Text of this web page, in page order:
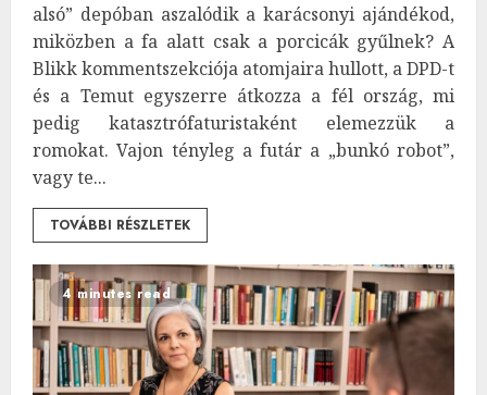
alsó” depóban aszalódik a karácsonyi ajándékod,
miközben a fa alatt csak a porcicák gyűlnek? A
Blikk kommentszekciója atomjaira hullott, a DPD-t
és a Temut egyszerre átkozza a fél ország, mi
pedig katasztrófaturistaként elemezzük a
romokat. Vajon tényleg a futár a „bunkó robot”,
vagy te...
TOVÁBBI RÉSZLETEK
4 minutes read